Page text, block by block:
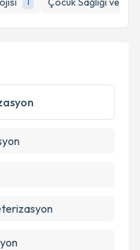
ilişkinAydınlatma
verilerimin belirtilen
ediyorum.